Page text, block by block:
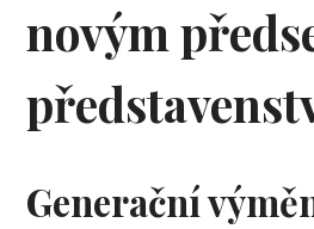
novým
Generační